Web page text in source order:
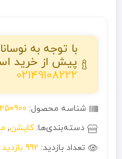
با توجه به
پیش از خرید
02149108222
شناسه محصول: 250900
دسته‌بندی‌ها:کاپشن,
تعداد بازدید: 992 بازدید